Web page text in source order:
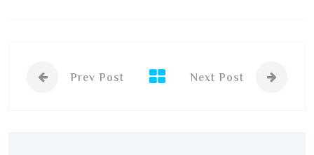
Prev Post Next Post